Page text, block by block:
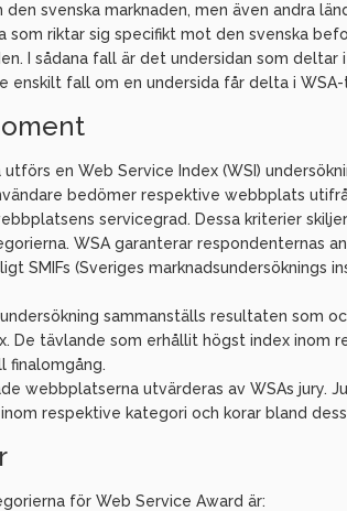
den svenska marknaden, men även andra
som riktar sig specifikt mot den svenska
I sådana fall är det undersidan som deltar
enskilt fall om en undersida får delta i
en Web Service Index (WSI)
bedömer respektive webbplats
servicegrad. Dessa kriterier
WSA garanterar respondenternas
SMIFs (Sveriges marknadsundersöknings
sammanställs resultaten som
De tävlande som erhållit högst index inom
finalomgång.
webbplatserna utvärderas av WSAs jury.
respektive kategori och korar bland
för Web Service Award är: